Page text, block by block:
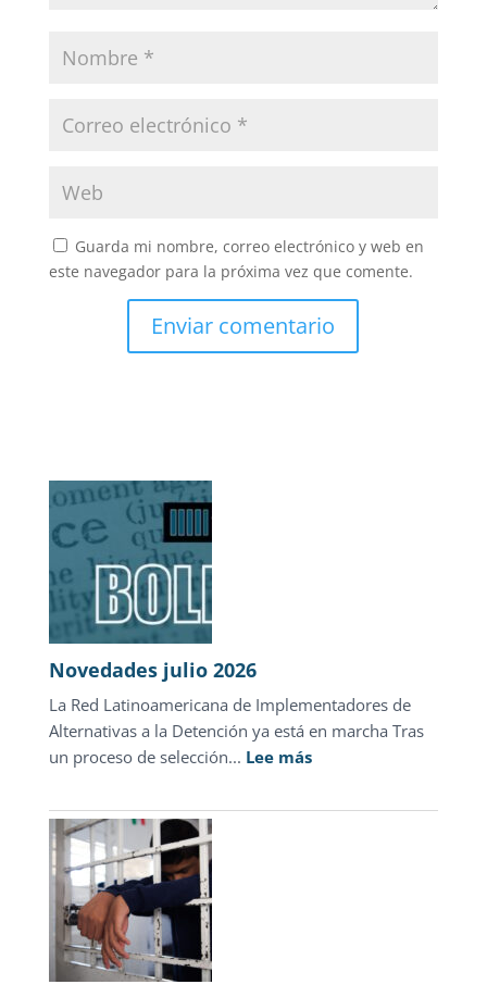
Guarda mi nombre, correo electrónico y web en
este navegador para la próxima vez que comente.
Novedades julio 2026
La Red Latinoamericana de Implementadores de
Alternativas a la Detención ya está en marcha Tras
un proceso de selección... Lee más:
julio